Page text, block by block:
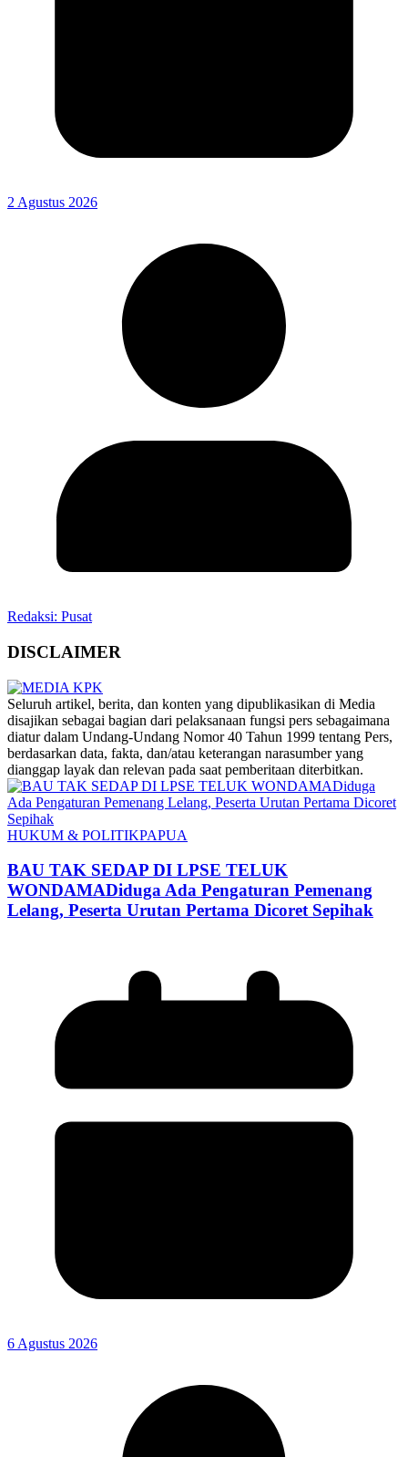
2 Agustus 2026
Redaksi: Pusat
DISCLAIMER
‎Seluruh artikel, berita, dan konten yang dipublikasikan di Media
disajikan sebagai bagian dari pelaksanaan fungsi pers sebagaimana
diatur dalam Undang-Undang Nomor 40 Tahun 1999 tentang Pers,
berdasarkan data, fakta, dan/atau keterangan narasumber yang
dianggap layak dan relevan pada saat pemberitaan diterbitkan.
HUKUM & POLITIKPAPUA
BAU TAK SEDAP DI LPSE TELUK
WONDAMADiduga Ada Pengaturan Pemenang
Lelang, Peserta Urutan Pertama Dicoret Sepihak
6 Agustus 2026